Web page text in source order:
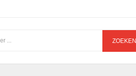
ZOEKEN